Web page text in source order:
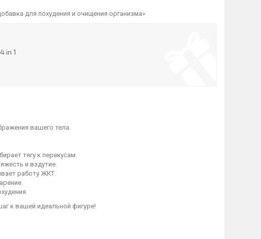
для похудения и очищения организма»
in 1
вашего тела.
тягу к перекусам.
и вздутие.
работу ЖКТ.
к вашей идеальной фигуре!